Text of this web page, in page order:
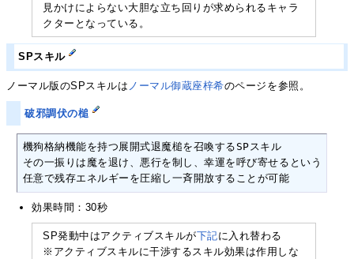
見かけによらない大胆な立ち回りが求められるキャラ
クターとなっている。
SPスキル
ノーマル版のSPスキルは ノーマル御蔵座梓希のページを参照。
破邪調伏の槌
機狗格納機能を持つ展開式退魔槌を召喚するSPスキル
その一振りは魔を退け、悪行を制し、幸運を呼び寄せるという
任意で残存エネルギーを圧縮し一斉開放することが可能
効果時間：30秒
SP発動中はアクティブスキルが下記に入れ替わる
※アクティブスキルに干渉するスキル効果は作用しな